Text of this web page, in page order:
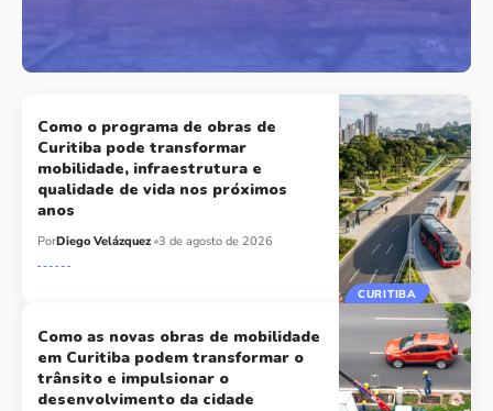
CURITIBA
Como o programa de obras de
Curitiba pode transformar
mobilidade, infraestrutura e
qualidade de vida nos próximos
anos
PorDiego Velázquez 3 de agosto de 2026
Como as novas obras de mobilidade
em Curitiba podem transformar o
trânsito e impulsionar o
desenvolvimento da cidade